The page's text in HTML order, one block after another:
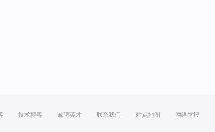
技术博客 诚聘英才 联系我们 站点地图 网络举报